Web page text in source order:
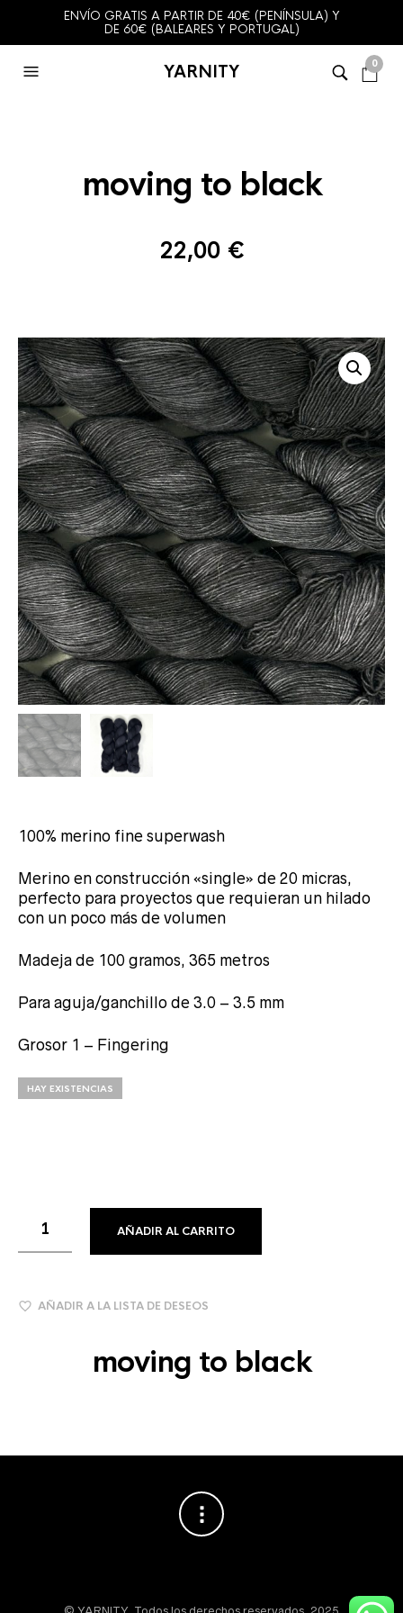
ENVÍO GRATIS A PARTIR DE 40€ (PENÍNSULA) Y
DE 60€ (BALEARES Y PORTUGAL)
YARNITY 0
moving to black
22,00 €
moving to black
100% merino fine superwash
Merino en construcción «single» de 20 micras,
perfecto para proyectos que requieran un hilado
con un poco más de volumen
Madeja de 100 gramos, 365 metros
Para aguja/ganchillo de 3.0 – 3.5 mm
Grosor 1 – Fingering
HAY EXISTENCIAS
AÑADIR AL CARRITO
AÑADIR A LA LISTA DE DESEOS